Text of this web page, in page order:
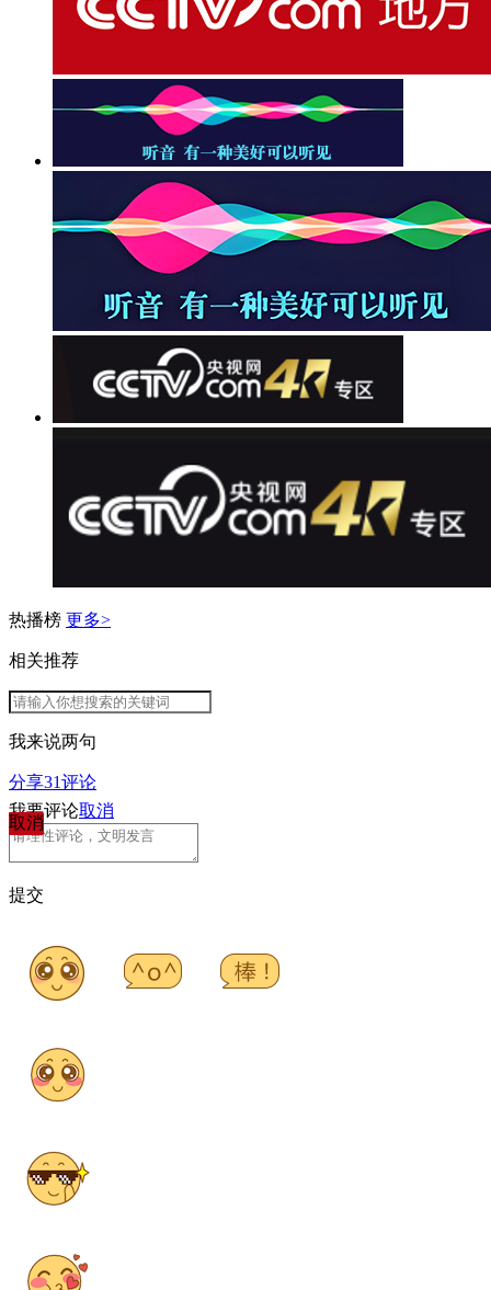
热播榜 更多>
相关推荐
我来说两句
分享31评论
取消
我要评论取消
提交